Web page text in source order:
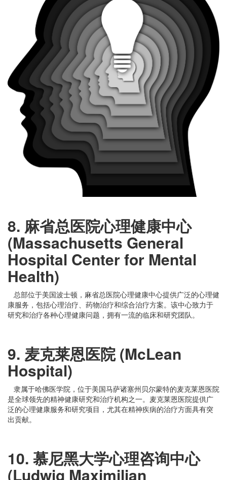
8. 麻省总医院心理健康中心
(Massachusetts General
Hospital Center for Mental
Health)
总部位于美国波士顿，麻省总医院心理健康中心提供广泛的心理健
康服务，包括心理治疗、药物治疗和综合治疗方案。该中心致力于
研究和治疗各种心理健康问题，拥有一流的临床和研究团队。
9. 麦克莱恩医院 (McLean
Hospital)
隶属于哈佛医学院，位于美国马萨诸塞州贝尔蒙特的麦克莱恩医院
是全球领先的精神健康研究和治疗机构之一。麦克莱恩医院提供广
泛的心理健康服务和研究项目，尤其在精神疾病的治疗方面具有突
出贡献。
10. 慕尼黑大学心理咨询中心
(Ludwig Maximilian